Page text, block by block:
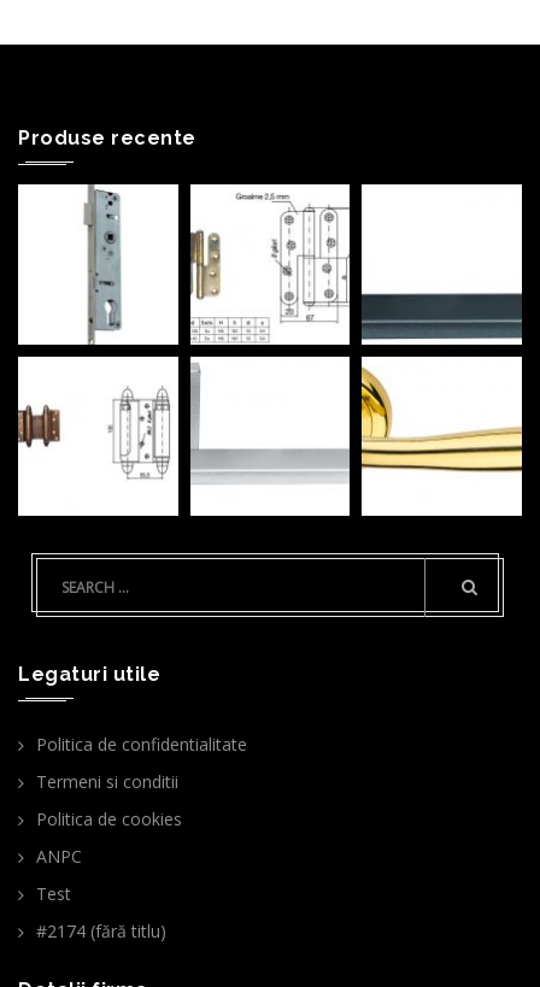
Produse recente
Legaturi utile
Politica de confidentialitate
Termeni si conditii
Politica de cookies
ANPC
Test
#2174 (fără titlu)